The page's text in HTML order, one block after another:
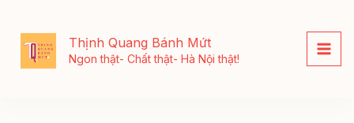
dung
Thịnh Quang Bánh Mứt
Ngon thật- Chất thật- Hà Nội thật!